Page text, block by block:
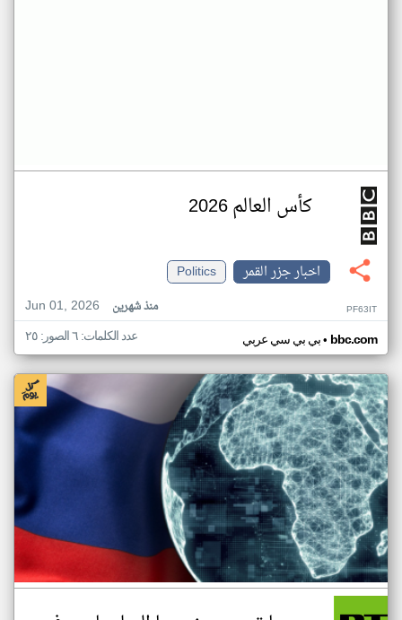
كأس العالم 2026
اخبار جزر القمر
Politics
Jun 01, 2026
منذ شهرين PF63IT
بي بي سي عربي• bbc.com عدد الكلمات: ٦ الصور: ٢٥